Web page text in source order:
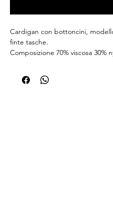
Cardigan con bottoncini,
finte tasche.
Composizione 70% viscosa 30%